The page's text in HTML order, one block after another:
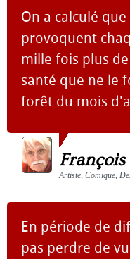
On a calculé
provoquent
mille fois plus
santé que ne le
forêt du mois
Artiste, Comique,
En période de
pas perdre de